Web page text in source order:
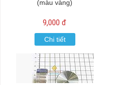
(màu vàng)
9,000 đ
Chi tiết